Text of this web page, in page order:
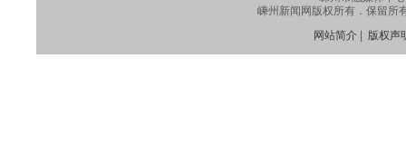
嵊州新闻网版权所有．保留所
网站简介
版权声